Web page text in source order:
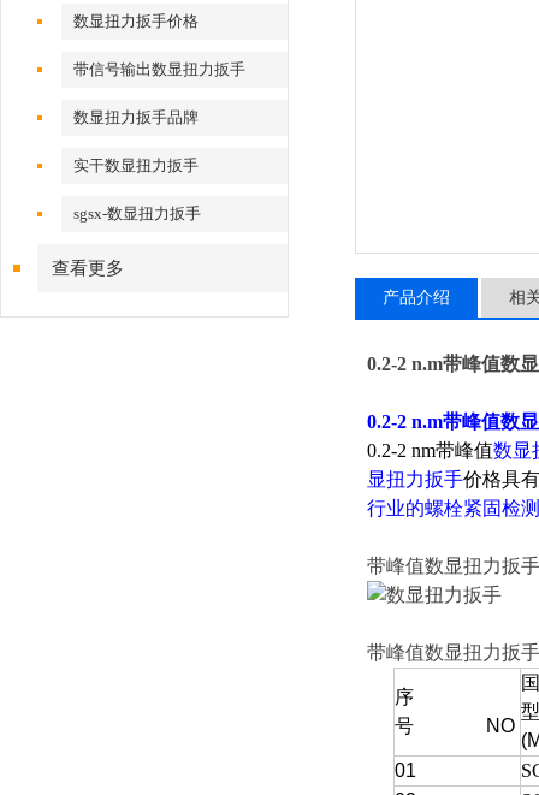
显扭力扳手
数显扭力扳手价格
带信号输出数显扭力扳手
数显扭力扳手品牌
实干数显扭力扳手
sgsx-数显扭力扳手
查看更多
产品介绍 相
0.2-2 n.m带峰值数
0.2-2 n.m带峰值数
0.2-2 nm带峰值数显
显扭力扳手价格具
行业的螺栓紧固检
带峰值数显扭力扳
带峰值数显扭力扳
序
号 NO
01